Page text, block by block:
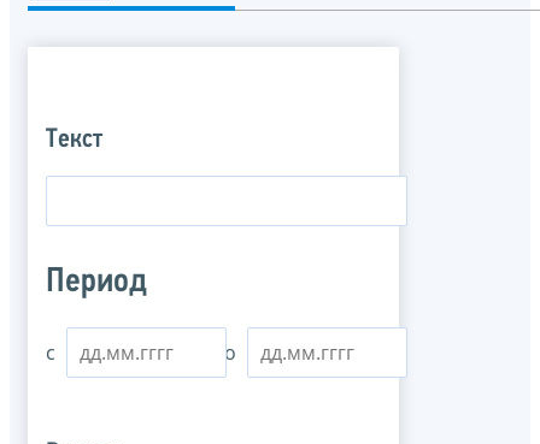
Текст
Период
с по